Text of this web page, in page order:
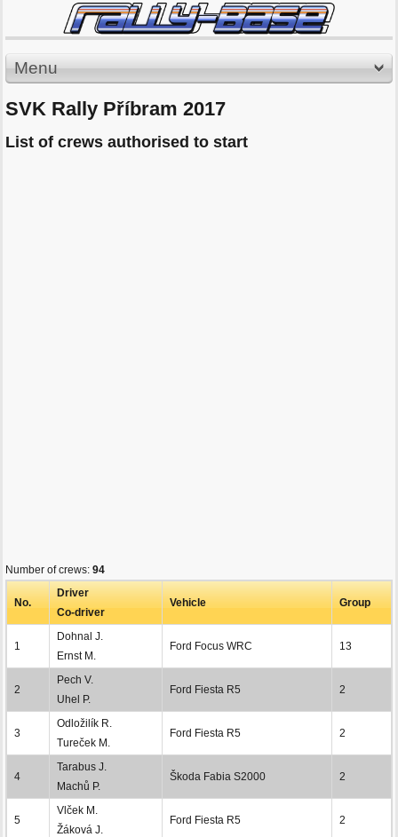
Menu
SVK Rally Příbram 2017
List of crews authorised to start
Number of crews: 94
No.
Driver
Co-driver
Vehicle Group
1
Dohnal J.
Ernst M.
Ford Focus WRC 13
2
Pech V.
Uhel P.
Ford Fiesta R5 2
3
Odložilík R.
Tureček M.
Ford Fiesta R5 2
4
Tarabus J.
Machů P.
Škoda Fabia S2000 2
5
Vlček M.
Žáková J.
Ford Fiesta R5 2